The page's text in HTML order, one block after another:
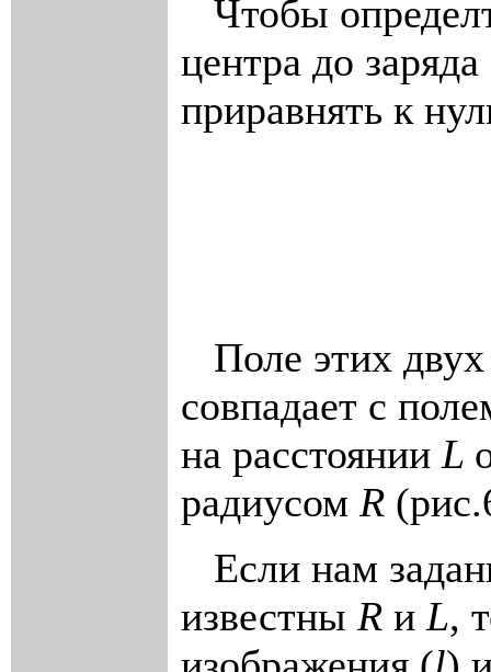
Чтобы
центра до заряда
приравнять к
Поле этих
совпадает с
на расстоянии L
радиусом R
Если нам
известны R и L,